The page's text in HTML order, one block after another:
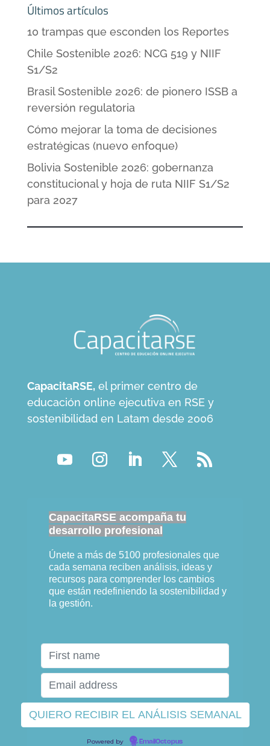
Últimos artículos
10 trampas que esconden los Reportes
Chile Sostenible 2026: NCG 519 y NIIF
S1/S2
Brasil Sostenible 2026: de pionero ISSB a
reversión regulatoria
Cómo mejorar la toma de decisiones
estratégicas (nuevo enfoque)
Bolivia Sostenible 2026: gobernanza
constitucional y hoja de ruta NIIF S1/S2
para 2027
CapacitaRSE, el primer centro de
educación online ejecutiva en RSE y
sostenibilidad en Latam desde 2006
CapacitaRSE acompaña tu
desarrollo profesional
Únete a más de 5100 profesionales que
cada semana reciben análisis, ideas y
recursos para comprender los cambios
que están redefiniendo la sostenibilidad y
la gestión.
Powered by EmailOctopus